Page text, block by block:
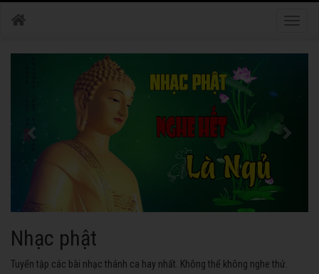
Nhạc phật
Tuyển tập các bài nhạc thánh ca hay nhất. Không thể không nghe thử.